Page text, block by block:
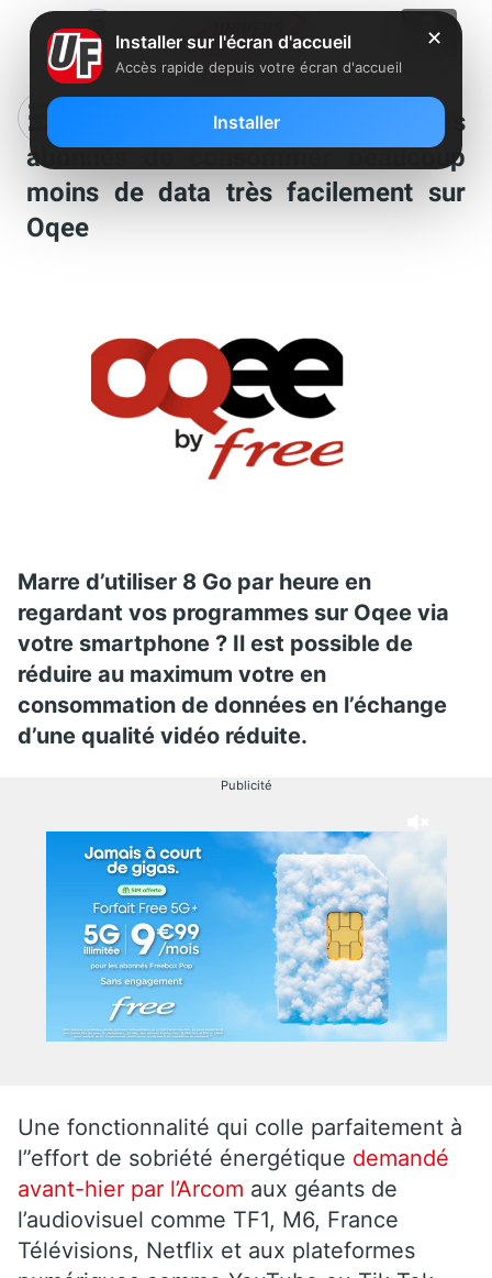
Le saviez-vous : Free permet à ses
abonnés de consommer beaucoup
moins de data très facilement sur
Oqee
Marre d’utiliser 8 Go par heure en
regardant vos programmes sur Oqee via
votre smartphone ? Il est possible de
réduire au maximum votre en
consommation de données en l’échange
d’une qualité vidéo réduite.
Publicité
Une fonctionnalité qui colle parfaitement à
l”effort de sobriété énergétique demandé
avant-hier par l’Arcom aux géants de
l’audiovisuel comme TF1, M6, France
Télévisions, Netflix et aux plateformes
✕
Installer sur l'écran d'accueil
Accès rapide depuis votre écran d'accueil
Installer